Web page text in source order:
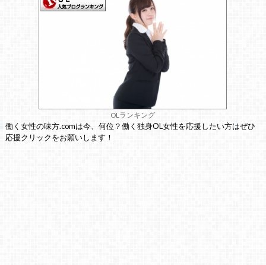
OLランキング
働く女性の味方.comは今、何位？働く独身OL女性を応援したい方はぜひ
応援クリックをお願いします！